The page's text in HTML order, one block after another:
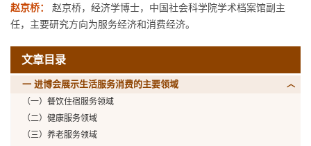
赵京桥：
赵京桥，经济学博士，中国社会科学院学术档案馆副主
任，主要研究方向为服务经济和消费经济。
文章目录
一 进博会展示生活服务消费的主要领域
（一）餐饮住宿服务领域
（二）健康服务领域
（三）养老服务领域